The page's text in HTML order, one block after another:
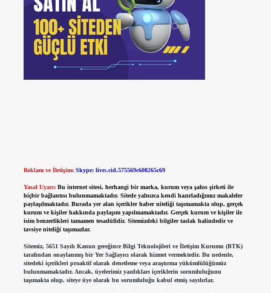
Reklam ve İletişim: Skype: live:.cid.575569c608265c69
Yasal Uyarı: Bu internet sitesi, herhangi bir marka, kurum veya şahıs şirketi ile
hiçbir bağlantısı bulunmamaktadır. Sitede yalnızca kendi hazırladığımız makaleler
paylaşılmaktadır. Burada yer alan içerikler haber niteliği taşımamakta olup, gerçek
kurum ve kişiler hakkında paylaşım yapılmamaktadır. Gerçek kurum ve kişiler ile
isim benzerlikleri tamamen tesadüfidir. Sitemizdeki bilgiler taslak halindedir ve
tavsiye niteliği taşımazlar.
Sitemiz, 5651 Sayılı Kanun gereğince Bilgi Teknolojileri ve İletişim Kurumu (BTK)
tarafından onaylanmış bir Yer Sağlayıcı olarak hizmet vermektedir. Bu nedenle,
sitedeki içerikleri proaktif olarak denetleme veya araştırma yükümlülüğümüz
bulunmamaktadır. Ancak, üyelerimiz yazdıkları içeriklerin sorumluluğunu
taşımakta olup, siteye üye olarak bu sorumluluğu kabul etmiş sayılırlar.